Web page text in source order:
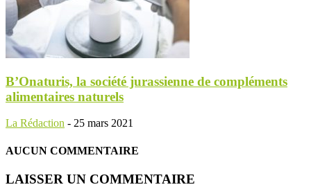
B’Onaturis, la société jurassienne de compléments
alimentaires naturels
La Rédaction - 25 mars 2021
AUCUN COMMENTAIRE
LAISSER UN COMMENTAIRE